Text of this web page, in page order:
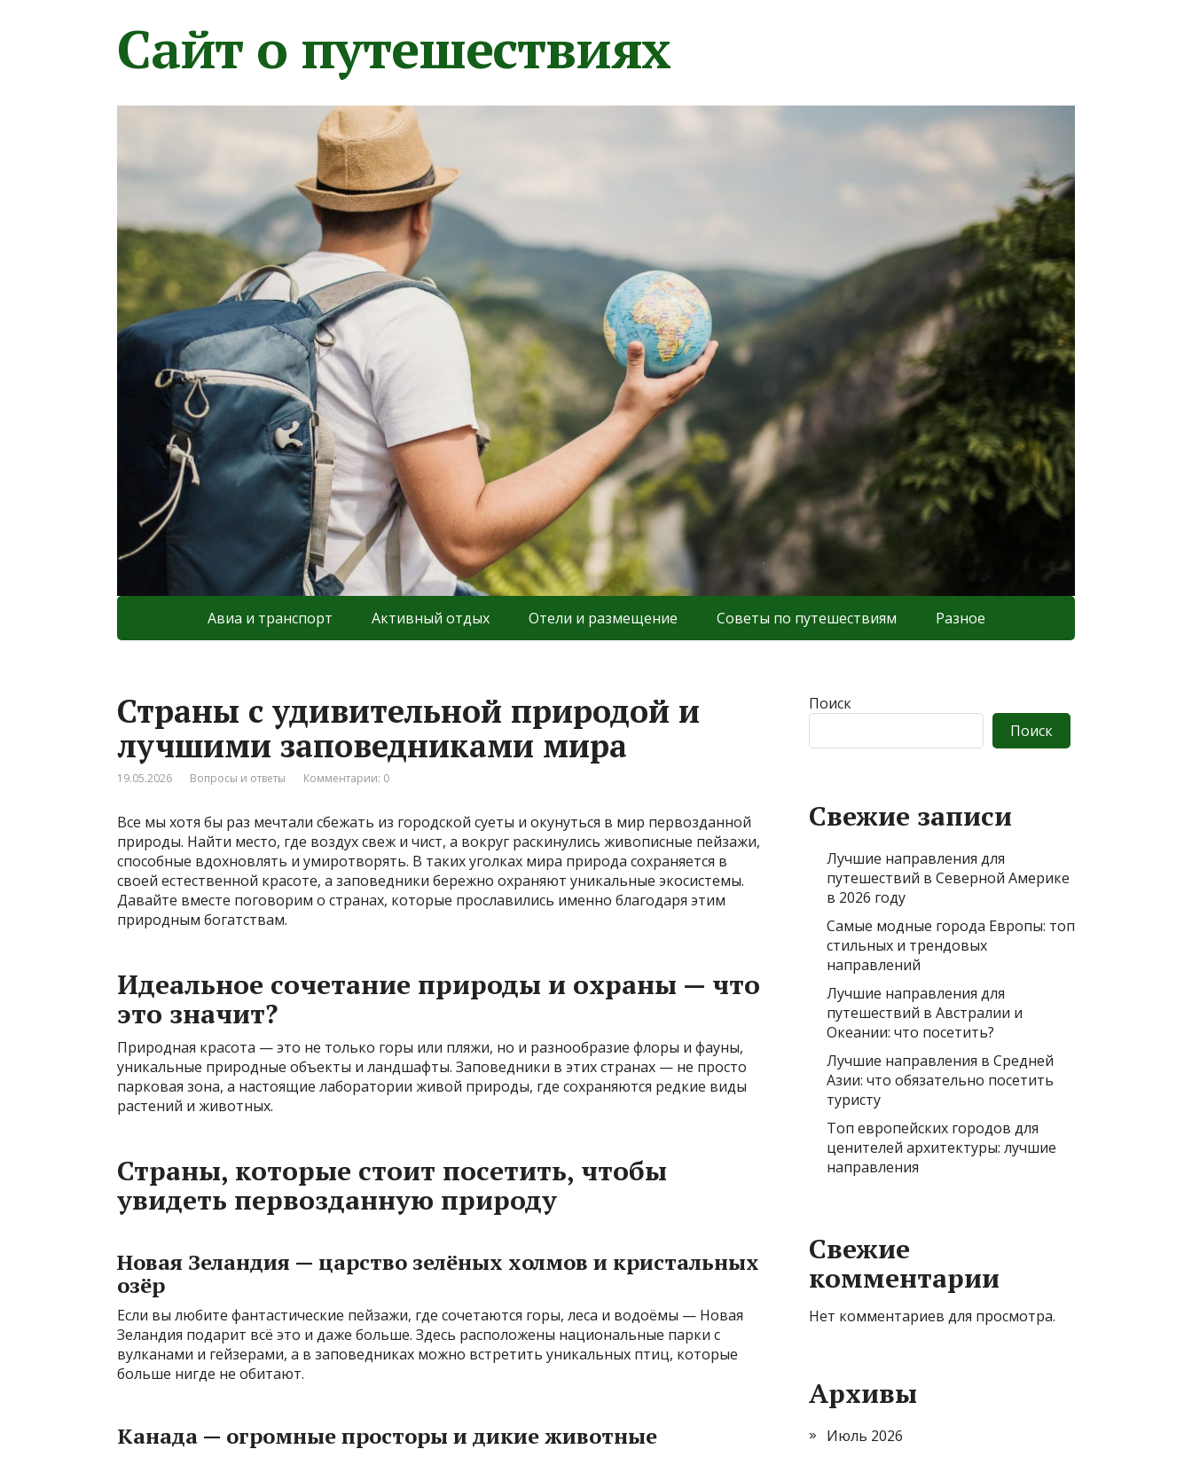
Сайт о путешествиях
Авиа и транспорт Активный отдых Отели и размещение Советы по путешествиям Разное
Страны с удивительной природой и
лучшими заповедниками мира
19.05.2026 Вопросы и ответы Комментарии: 0
Все мы хотя бы раз мечтали сбежать из городской суеты и окунуться в мир первозданной
природы. Найти место, где воздух свеж и чист, а вокруг раскинулись живописные пейзажи,
способные вдохновлять и умиротворять. В таких уголках мира природа сохраняется в
своей естественной красоте, а заповедники бережно охраняют уникальные экосистемы.
Давайте вместе поговорим о странах, которые прославились именно благодаря этим
природным богатствам.
Идеальное сочетание природы и охраны — что
это значит?
Природная красота — это не только горы или пляжи, но и разнообразие флоры и фауны,
уникальные природные объекты и ландшафты. Заповедники в этих странах — не просто
парковая зона, а настоящие лаборатории живой природы, где сохраняются редкие виды
растений и животных.
Страны, которые стоит посетить, чтобы
увидеть первозданную природу
Новая Зеландия — царство зелёных холмов и кристальных
озёр
Если вы любите фантастические пейзажи, где сочетаются горы, леса и водоёмы — Новая
Зеландия подарит всё это и даже больше. Здесь расположены национальные парки с
вулканами и гейзерами, а в заповедниках можно встретить уникальных птиц, которые
больше нигде не обитают.
Канада — огромные просторы и дикие животные
Поиск
Поиск
Свежие записи
Лучшие направления для
путешествий в Северной Америке
в 2026 году
Самые модные города Европы: топ
стильных и трендовых
направлений
Лучшие направления для
путешествий в Австралии и
Океании: что посетить?
Лучшие направления в Средней
Азии: что обязательно посетить
туристу
Топ европейских городов для
ценителей архитектуры: лучшие
направления
Свежие
комментарии
Нет комментариев для просмотра.
Архивы
Июль 2026